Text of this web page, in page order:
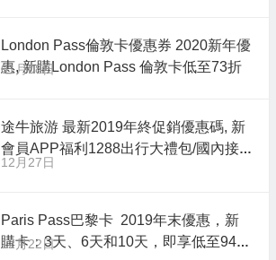
London Pass倫敦卡優惠券 2020新年優
惠, 新購London Pass 倫敦卡低至73折
01月08日
途牛旅游 最新2019年終促銷優惠碼, 新
會員APP福利1288出行大禮包/國內接
送機滿減券50元/包車25元優惠券/國際
12月27日
Paris Pass巴黎卡 2019年末優惠，新
購卡：3天、6天和10天，即享低至94折
12月22日